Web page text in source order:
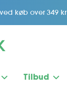
køb over 349 kr
Tilbud